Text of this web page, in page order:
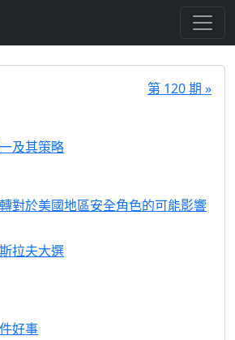
第 120 期 »
及其策略
對於美國地區安全角色的可能影響
拉夫大選
好事